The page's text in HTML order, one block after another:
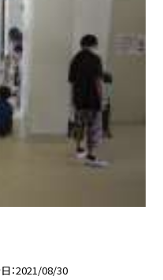
2021/08/30